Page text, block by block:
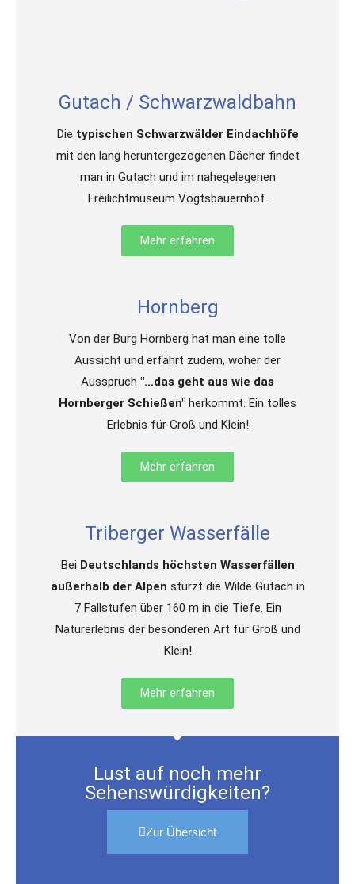
Gutach / Schwarzwaldbahn
Die typischen Schwarzwälder Eindachhöfe
mit den lang heruntergezogenen Dächer findet
man in Gutach und im nahegelegenen
Freilichtmuseum Vogtsbauernhof.
Mehr erfahren
Hornberg
Von der Burg Hornberg hat man eine tolle
Aussicht und erfährt zudem, woher der
Ausspruch "...das geht aus wie das
Hornberger Schießen" herkommt. Ein tolles
Erlebnis für Groß und Klein!
Mehr erfahren
Triberger Wasserfälle
Bei Deutschlands höchsten Wasserfällen
außerhalb der Alpen stürzt die Wilde Gutach in
7 Fallstufen über 160 m in die Tiefe. Ein
Naturerlebnis der besonderen Art für Groß und
Klein!
Mehr erfahren
Lust auf noch mehr
Sehenswürdigkeiten?
Zur Übersicht